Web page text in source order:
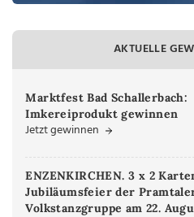
AKTUELLE
Marktfest Bad Schallerbach:
Imkereiprodukt gewinnen
Jetzt gewinnen
ENZENKIRCHEN. 3 x 2
Jubiläumsfeier der
Volkstanzgruppe am 22.